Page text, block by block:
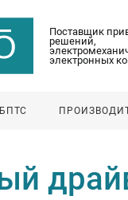
Поставщик
решений,
электронных
БПТС